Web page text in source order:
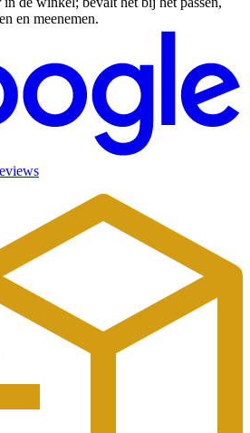
en meenemen.